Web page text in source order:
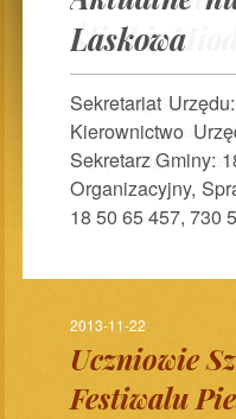
Śliwki,
Laskowa
Sekretariat
Kierownictwo
Sekretarz Gminy:
Organizacyjny,
18 50 65 457, 730
2013-11-22
Uczniowie
Festiwalu